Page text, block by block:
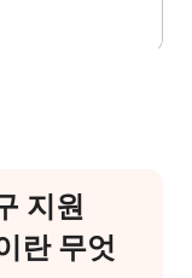
지원
란 무엇